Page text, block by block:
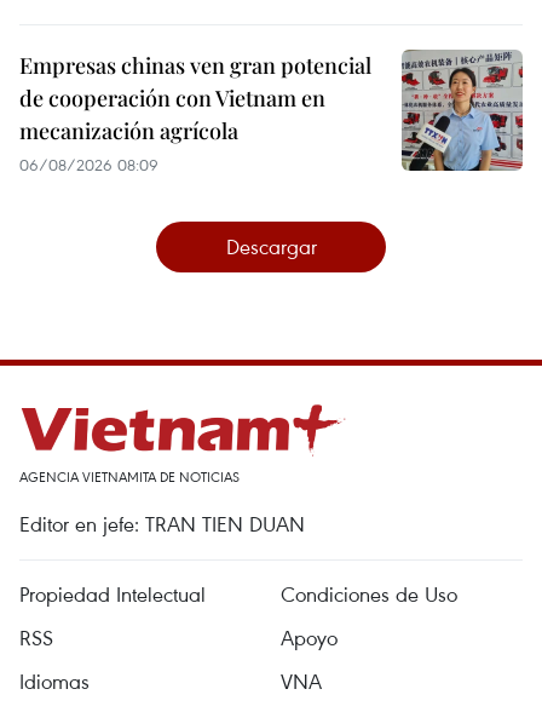
Empresas chinas ven gran potencial
de cooperación con Vietnam en
mecanización agrícola
06/08/2026 08:09
Descargar
AGENCIA VIETNAMITA DE NOTICIAS
Editor en jefe: TRAN TIEN DUAN
Propiedad Intelectual
Condiciones de Uso
RSS
Apoyo
Idiomas
VNA